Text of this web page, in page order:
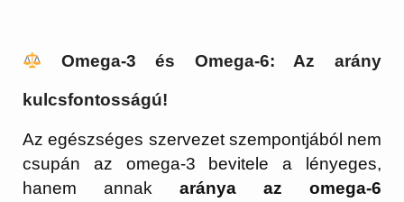
Omega-3 és Omega-6: Az arány
kulcsfontosságú!
Az egészséges szervezet szempontjából nem
csupán az omega-3 bevitele a lényeges,
hanem annak aránya az omega-6